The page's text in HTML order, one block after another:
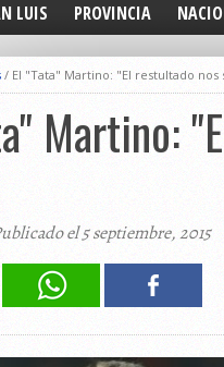
LUIS PROVINCIA
/ El "Tata" Martino: "El restultado
Martino:
el 5 septiembre, 2015